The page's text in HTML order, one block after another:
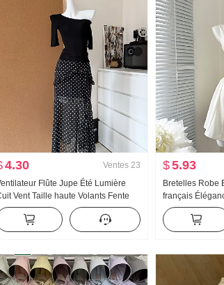
4.30 Ventes 23
Flûte Jupe Été Lumière
Vent Taille haute Volants Fente
Noir Pois Jupe mi-longue Jours Soie
Épaule Vêtements
$5.93
Bretelles Robe
français
Robe